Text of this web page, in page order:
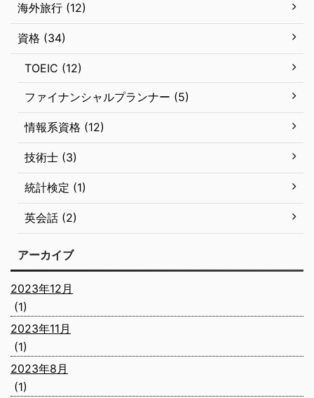
海外旅行 (12)
資格 (34)
TOEIC (12)
ファイナンシャルプランナー (5)
情報系資格 (12)
技術士 (3)
統計検定 (1)
英会話 (2)
アーカイブ
2023年12月
(1)
2023年11月
(1)
2023年8月
(1)